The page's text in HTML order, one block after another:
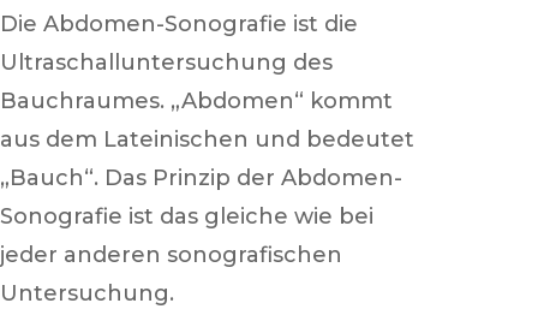
Die Abdomen-Sonografie ist die
Ultraschalluntersuchung des
Bauchraumes. „Abdomen“ kommt
aus dem Lateinischen und bedeutet
„Bauch“. Das Prinzip der Abdomen-
Sonografie ist das gleiche wie bei
jeder anderen sonografischen
Untersuchung.